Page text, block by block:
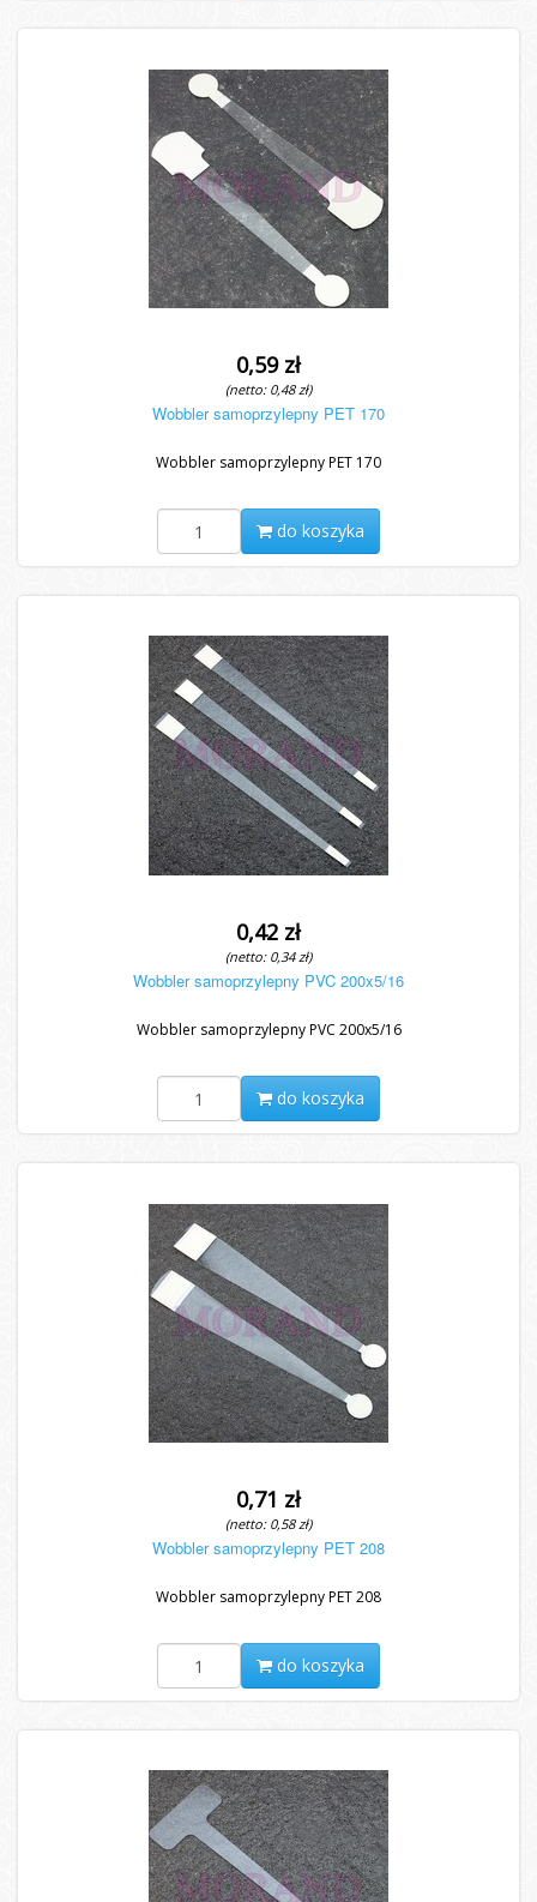
0,59 zł
(netto: 0,48 zł)
Wobbler samoprzylepny PET 170
Wobbler samoprzylepny PET 170
do koszyka
0,42 zł
(netto: 0,34 zł)
Wobbler samoprzylepny PVC 200x5/16
Wobbler samoprzylepny PVC 200x5/16
do koszyka
0,71 zł
(netto: 0,58 zł)
Wobbler samoprzylepny PET 208
Wobbler samoprzylepny PET 208
do koszyka